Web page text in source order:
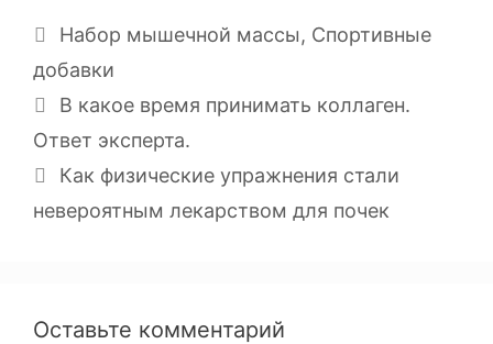
Набор мышечной массы, Спортивные
добавки
В какое время принимать коллаген.
Ответ эксперта.
Как физические упражнения стали
невероятным лекарством для почек
Оставьте комментарий